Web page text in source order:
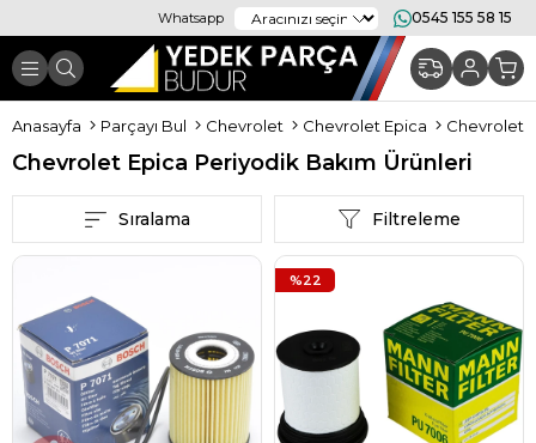
Whatsapp 0545 155 58 15
Anasayfa Parçayı Bul Chevrolet Chevrolet Epica Chevrolet
Chevrolet Epica Periyodik Bakım Ürünleri
Filtreleme
Sıralama
%22